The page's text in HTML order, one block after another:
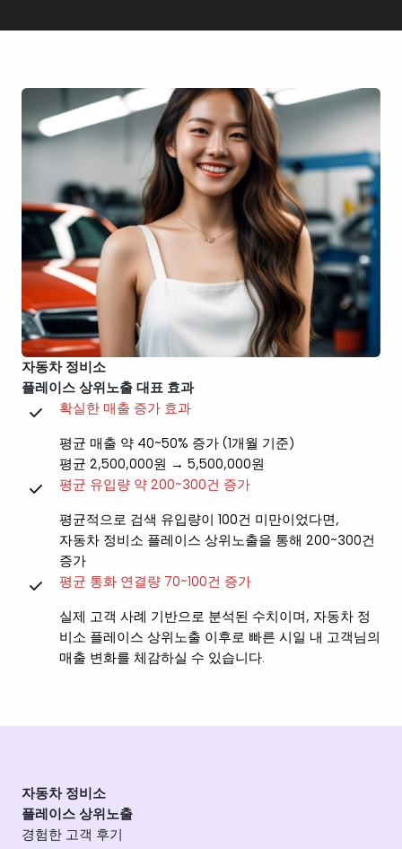
자동차 정비소
플레이스 상위노출 대표 효과
확실한 매출 증가 효과
평균 매출 약 40~50% 증가 (1개월 기준)
평균 2,500,000원 → 5,500,000원
평균 유입량 약 200~300건 증가
평균적으로 검색 유입량이 100건 미만이었다면,
자동차 정비소 플레이스 상위노출을 통해 200~300건
증가
평균 통화 연결량 70~100건 증가
실제 고객 사례 기반으로 분석된 수치이며, 자동차 정
비소 플레이스 상위노출 이후로 빠른 시일 내 고객님의
매출 변화를 체감하실 수 있습니다.
자동차 정비소
플레이스 상위노출
경험한 고객 후기